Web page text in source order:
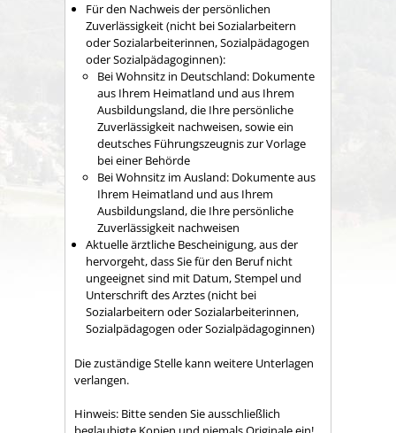
Für den Nachweis der persönlichen
Zuverlässigkeit (nicht bei Sozialarbeitern
oder Sozialarbeiterinnen, Sozialpädagogen
oder Sozialpädagoginnen):
Bei Wohnsitz in Deutschland: Dokumente
aus Ihrem Heimatland und aus Ihrem
Ausbildungsland, die Ihre persönliche
Zuverlässigkeit nachweisen, sowie ein
deutsches Führungszeugnis zur Vorlage
bei einer Behörde
Bei Wohnsitz im Ausland: Dokumente aus
Ihrem Heimatland und aus Ihrem
Ausbildungsland, die Ihre persönliche
Zuverlässigkeit nachweisen
Aktuelle ärztliche Bescheinigung, aus der
hervorgeht, dass Sie für den Beruf nicht
ungeeignet sind mit Datum, Stempel und
Unterschrift des Arztes (nicht bei
Sozialarbeitern oder Sozialarbeiterinnen,
Sozialpädagogen oder Sozialpädagoginnen)
Die zuständige Stelle kann weitere Unterlagen
verlangen.
Hinweis: Bitte senden Sie ausschließlich